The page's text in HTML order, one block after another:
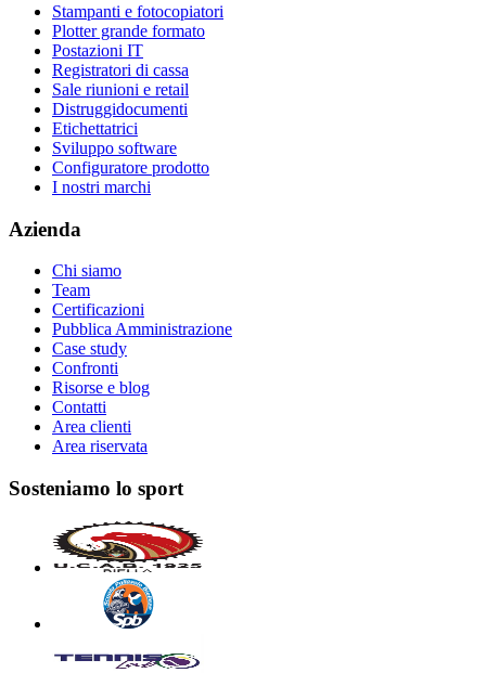
Stampanti e fotocopiatori
Plotter grande formato
Postazioni IT
Registratori di cassa
Sale riunioni e retail
Distruggidocumenti
Etichettatrici
Sviluppo software
Configuratore prodotto
I nostri marchi
Azienda
Chi siamo
Team
Certificazioni
Pubblica Amministrazione
Case study
Confronti
Risorse e blog
Contatti
Area clienti
Area riservata
Sosteniamo lo sport